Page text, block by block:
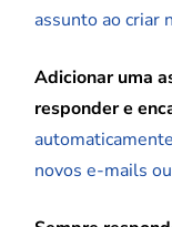
assunto ao criar
Adicionar uma
responder e
novos e-mails